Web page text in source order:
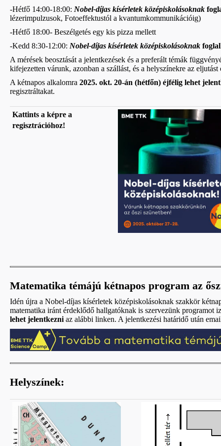
-Hétfő 14:00-18:00: Nobel-díjas kísérletek középiskolásoknak
lézerimpulzusok, Fotoeffektustól a kvantumkommunikációig)
-Hétfő 18:00- Beszélgetés egy kis pizza mellett
-Kedd 8:30-12:00: Nobel-díjas kísérletek középiskolásoknak
A mérések beosztását a jelentkezések és a preferált témák
kifejezetten várunk, azonban a szállást, és a helyszínekre az
A kétnapos alkalomra 2025. okt. 20-án (hétfőn) éjfélig lehet
regisztráltakat.
Kattints a képre a
regisztrációhoz!
Matematika témájú kétnapos program az
Idén újra a Nobel-díjas kísérletek középiskolásoknak szakkör
matematika iránt érdeklődő hallgatóknak is szervezünk programot
lehet jelentkezni az alábbi linken. A jelentkezési határidő után
Helyszínek: